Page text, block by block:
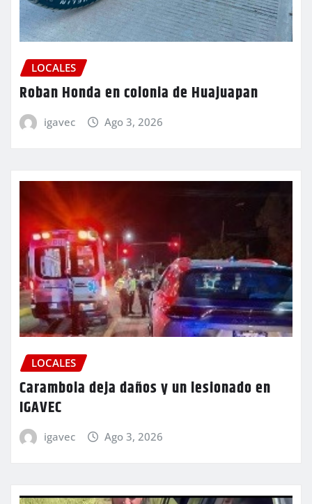
LOCALES
Roban Honda en colonia de Huajuapan
igavec Ago 3, 2026
LOCALES
Carambola deja daños y un lesionado en
IGAVEC
igavec Ago 3, 2026